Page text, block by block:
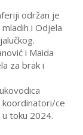
održan je
i Odjela
i Maida
za brak i
koordinatori/ce
toku 2024.